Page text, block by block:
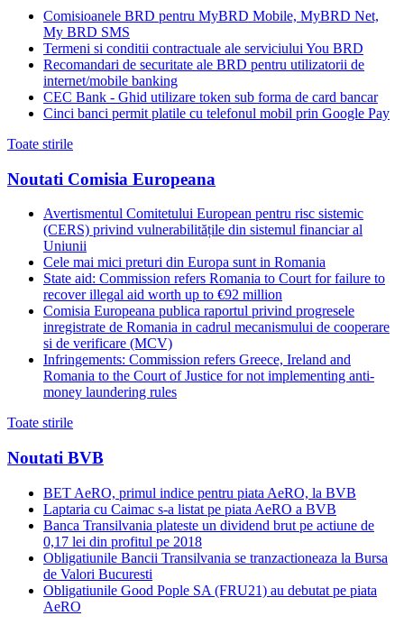
Comisioanele BRD pentru MyBRD Mobile, MyBRD Net,
My BRD SMS
Termeni si conditii contractuale ale serviciului You BRD
Recomandari de securitate ale BRD pentru utilizatorii de
internet/mobile banking
CEC Bank - Ghid utilizare token sub forma de card bancar
Cinci banci permit platile cu telefonul mobil prin Google Pay
Toate stirile
Noutati Comisia Europeana
Avertismentul Comitetului European pentru risc sistemic
(CERS) privind vulnerabilitățile din sistemul financiar al
Uniunii
Cele mai mici preturi din Europa sunt in Romania
State aid: Commission refers Romania to Court for failure to
recover illegal aid worth up to €92 million
Comisia Europeana publica raportul privind progresele
inregistrate de Romania in cadrul mecanismului de cooperare
si de verificare (MCV)
Infringements: Commission refers Greece, Ireland and
Romania to the Court of Justice for not implementing anti-
money laundering rules
Toate stirile
Noutati BVB
BET AeRO, primul indice pentru piata AeRO, la BVB
Laptaria cu Caimac s-a listat pe piata AeRO a BVB
Banca Transilvania plateste un dividend brut pe actiune de
0,17 lei din profitul pe 2018
Obligatiunile Bancii Transilvania se tranzactioneaza la Bursa
de Valori Bucuresti
Obligatiunile Good Pople SA (FRU21) au debutat pe piata
AeRO